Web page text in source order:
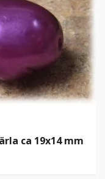
ca 19x14 mm